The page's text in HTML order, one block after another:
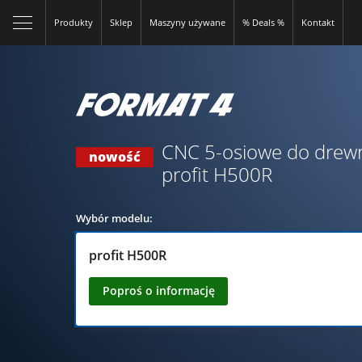
Produkty Sklep Maszyny używane % Deals % Kontakt
nowość
CNC 5-osiowe do
profit H500R
Wybór modelu:
profit H500R
Poproś o informację